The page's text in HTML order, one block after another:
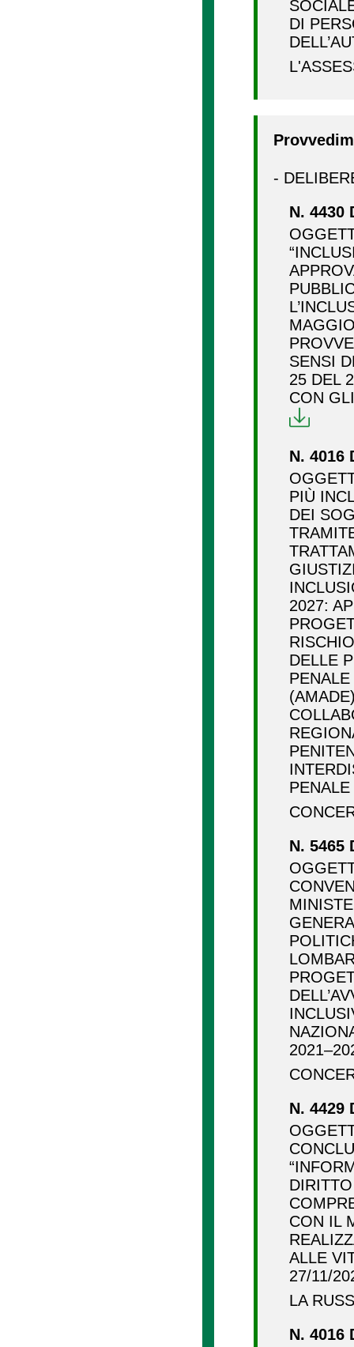
DI
-
N. 4430
SENSI
25 DEL
CON
N. 4016
PIÙ
DEI
2027:
DELLE
N. 5465
N. 4429
CON IL
ALLE
27/11/
LA
N. 4016